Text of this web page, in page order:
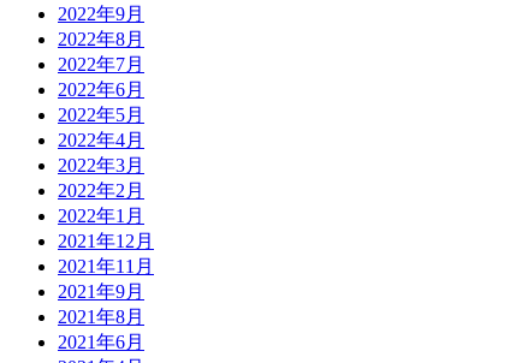
2022年9月
2022年8月
2022年7月
2022年6月
2022年5月
2022年4月
2022年3月
2022年2月
2022年1月
2021年12月
2021年11月
2021年9月
2021年8月
2021年6月